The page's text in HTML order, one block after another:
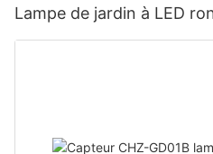
Lampe de jardin à LED